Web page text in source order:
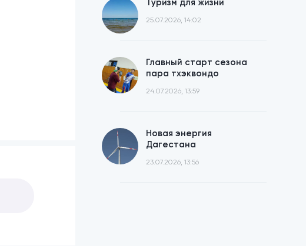
Туризм для жизни
25.07.2026, 14:02
Главный старт сезона
пара тхэквондо
24.07.2026, 13:59
Новая энергия
Дагестана
23.07.2026, 13:56